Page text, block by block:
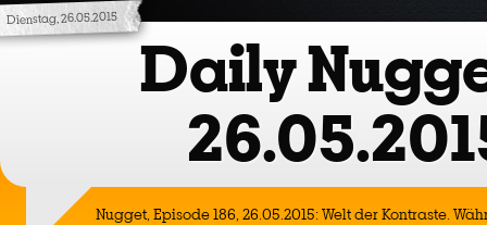
Dienstag, 26.05.2015
Daily
Nugget, Episode 186, 26.05.2015: Welt der Kontraste.